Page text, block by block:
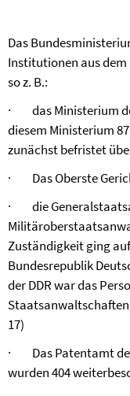
Das
Institutionen aus dem
so z. B.:
·
das Ministerium
diesem Ministerium
zunächst befristet
·
Das Oberste
·
die
Zuständigkeit ging
Bundesrepublik
der DDR war das
17)
·
Das Patentamt
wurden 404